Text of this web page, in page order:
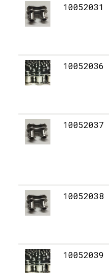
10052031
10052036
10052037
10052038
10052039